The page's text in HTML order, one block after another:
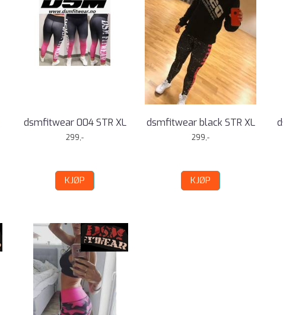
dsmfitwear 004 STR XL
299,-
KJØP
dsmfitwear black STR XL
299,-
KJØP